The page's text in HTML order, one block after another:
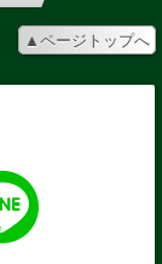
▲ページトップへ